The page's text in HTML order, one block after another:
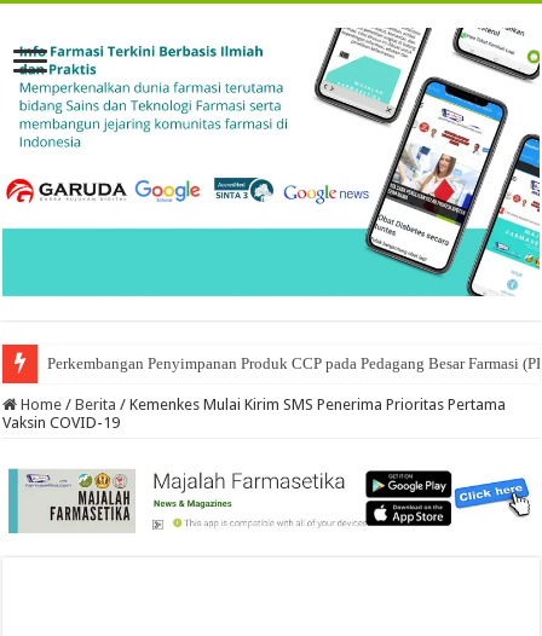
Perkembangan Penyimpanan Produk CCP pada Pedagang Besar Farmasi
Ketika Obat Menunggu Keputusan: Mengenal Peran Karantina Produk
Home / Berita / Kemenkes Mulai Kirim SMS Penerima Prioritas Pertama
Vaksin COVID-19